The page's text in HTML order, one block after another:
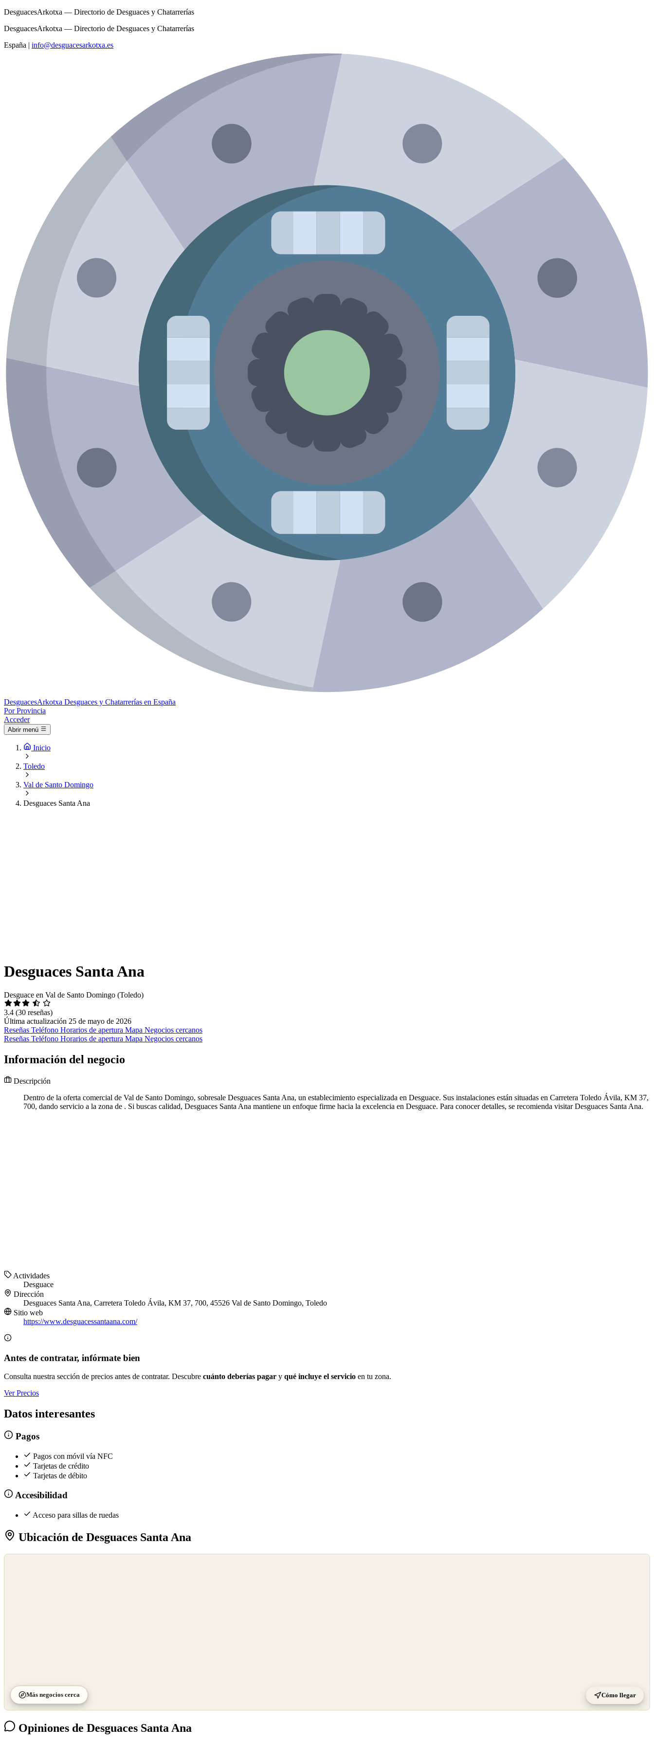
DesguacesArkotxa — Directorio de Desguaces y Chatarrerías
DesguacesArkotxa — Directorio de Desguaces y Chatarrerías
España | info@desguacesarkotxa.es
DesguacesArkotxa Desguaces y Chatarrerías en España
Por Provincia
Acceder
Abrir menú
Inicio
Toledo
Val de Santo Domingo
Desguaces Santa Ana
Desguaces Santa Ana
Desguace en Val de Santo Domingo (Toledo)
3.4 (30 reseñas)
Última actualización 25 de mayo de 2026
Reseñas Teléfono Horarios de apertura Mapa Negocios cercanos
Reseñas Teléfono Horarios de apertura Mapa Negocios cercanos
Información del negocio
Descripción
Dentro de la oferta comercial de Val de Santo Domingo, sobresale Desguaces Santa Ana, un establecimiento especializada en Desguace. Sus instalaciones están situadas en Carretera Toledo Ávila, KM 37,
700, dando servicio a la zona de . Si buscas calidad, Desguaces Santa Ana mantiene un enfoque firme hacia la excelencia en Desguace. Para conocer detalles, se recomienda visitar Desguaces Santa Ana.
Actividades
Desguace
Dirección
Desguaces Santa Ana, Carretera Toledo Ávila, KM 37, 700, 45526 Val de Santo Domingo, Toledo
Sitio web
https://www.desguacessantaana.com/
Antes de contratar, infórmate bien
Consulta nuestra sección de precios antes de contratar. Descubre cuánto deberías pagar y qué incluye el servicio en tu zona.
Ver Precios
Datos interesantes
Pagos
Pagos con móvil vía NFC
Tarjetas de crédito
Tarjetas de débito
Accesibilidad
Acceso para sillas de ruedas
Ubicación de Desguaces Santa Ana
Más negocios cerca Cómo llegar
Opiniones de Desguaces Santa Ana